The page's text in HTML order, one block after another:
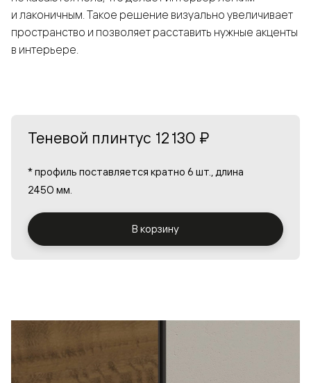
и лаконичным. Такое решение визуально увеличивает
пространство и позволяет расставить нужные акценты
в интерьере.
Теневой плинтус 12 130 ₽
* профиль поставляется кратно 6 шт., длина
2450 мм.
В корзину